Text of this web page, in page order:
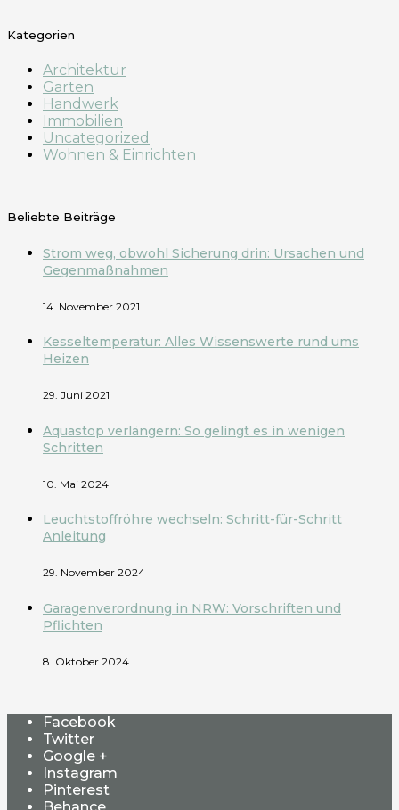
Kategorien
Architektur
Garten
Handwerk
Immobilien
Uncategorized
Wohnen & Einrichten
Beliebte Beiträge
Strom weg, obwohl Sicherung drin: Ursachen und
Gegenmaßnahmen
14. November 2021
Kesseltemperatur: Alles Wissenswerte rund ums
Heizen
29. Juni 2021
Aquastop verlängern: So gelingt es in wenigen
Schritten
10. Mai 2024
Leuchtstoffröhre wechseln: Schritt-für-Schritt
Anleitung
29. November 2024
Garagenverordnung in NRW: Vorschriften und
Pflichten
8. Oktober 2024
Facebook
Twitter
Google +
Instagram
Pinterest